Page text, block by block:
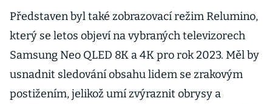
Představen byl také zobrazovací režim Relumino,
který se letos objeví na vybraných televizorech
Samsung Neo QLED 8K a 4K pro rok 2023. Měl by
usnadnit sledování obsahu lidem se zrakovým
postižením, jelikož umí zvýraznit obrysy a